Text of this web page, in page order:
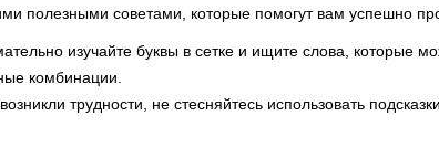
полезными советами, которые помогут вам успешно
изучайте буквы в сетке и ищите слова, которые
комбинации.
трудности, не стесняйтесь использовать